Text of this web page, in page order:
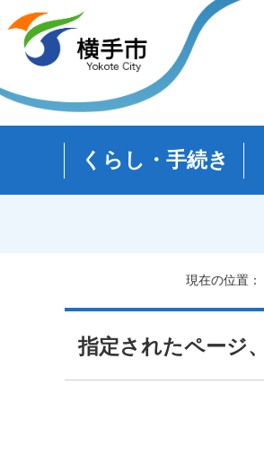
くらし・手続き
現在の位置：
指定されたページ